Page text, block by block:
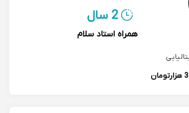
2 سال
همراه استاد سلام